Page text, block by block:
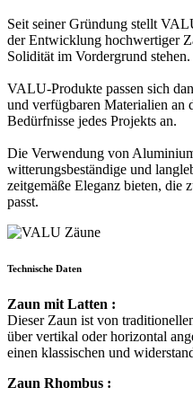
Seit seiner Gründung stellt
der Entwicklung hochwertiger
Solidität im Vordergrund stehen.
VALU-Produkte passen sich
und verfügbaren Materialien an
Bedürfnisse jedes Projekts an.
Die Verwendung von
witterungsbeständige und
zeitgemäße Eleganz bieten, die
passt.
Technische Daten
Zaun mit Latten :
Dieser Zaun ist von
über vertikal oder horizontal
einen klassischen und
Zaun Rhombus :